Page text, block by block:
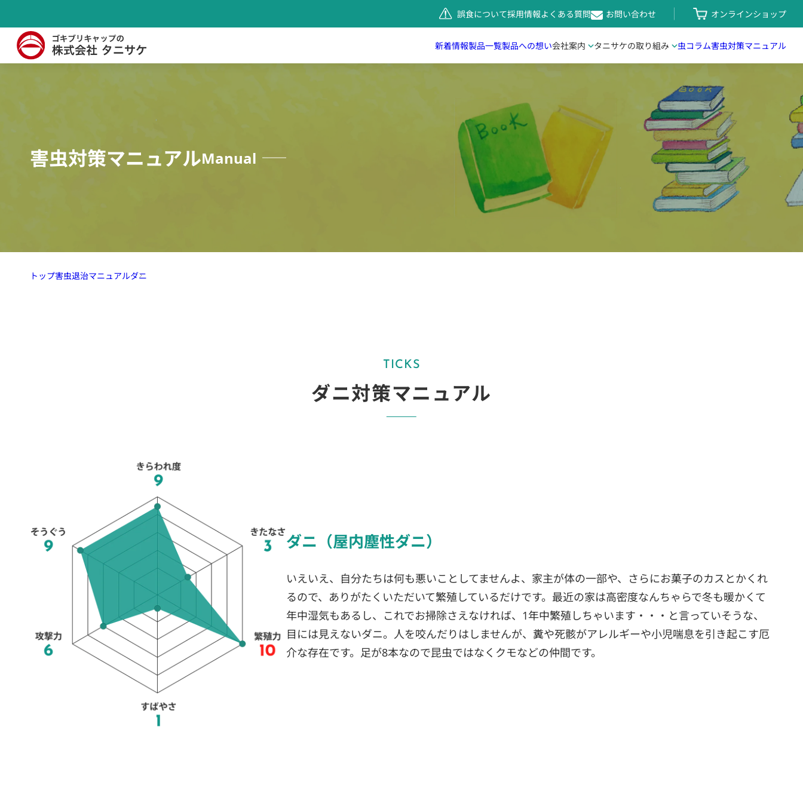
誤食について採用情報よくある質問 お問い合わせ オンラインショップ
新着情報製品一覧製品への想い会社案内 タニサケの取り組み 虫コラム害虫対策マニュアル
害虫対策マニュアルManual
トップ害虫退治マニュアルダニ
TICKS
ダニ対策マニュアル
ダニ（屋内塵性ダニ）
いえいえ、自分たちは何も悪いことしてませんよ、家主が体の一部や、さらにお菓子のカスとかくれ
るので、ありがたくいただいて繁殖しているだけです。最近の家は高密度なんちゃらで冬も暖かくて
年中湿気もあるし、これでお掃除さえなければ、1年中繁殖しちゃいます・・・と言っていそうな、
目には見えないダニ。人を咬んだりはしませんが、糞や死骸がアレルギーや小児喘息を引き起こす厄
介な存在です。足が8本なので昆虫ではなくクモなどの仲間です。